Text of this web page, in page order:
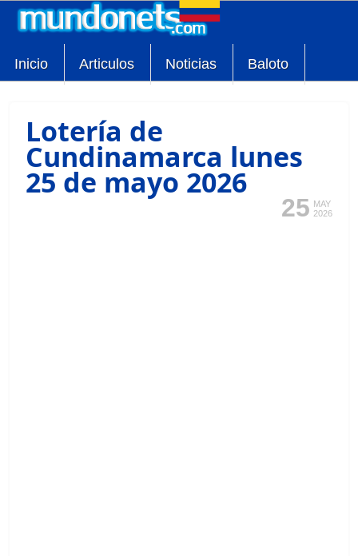
Inicio Articulos Noticias Baloto
Lotería de
Cundinamarca lunes
25 de mayo 2026
25 MAY
2026